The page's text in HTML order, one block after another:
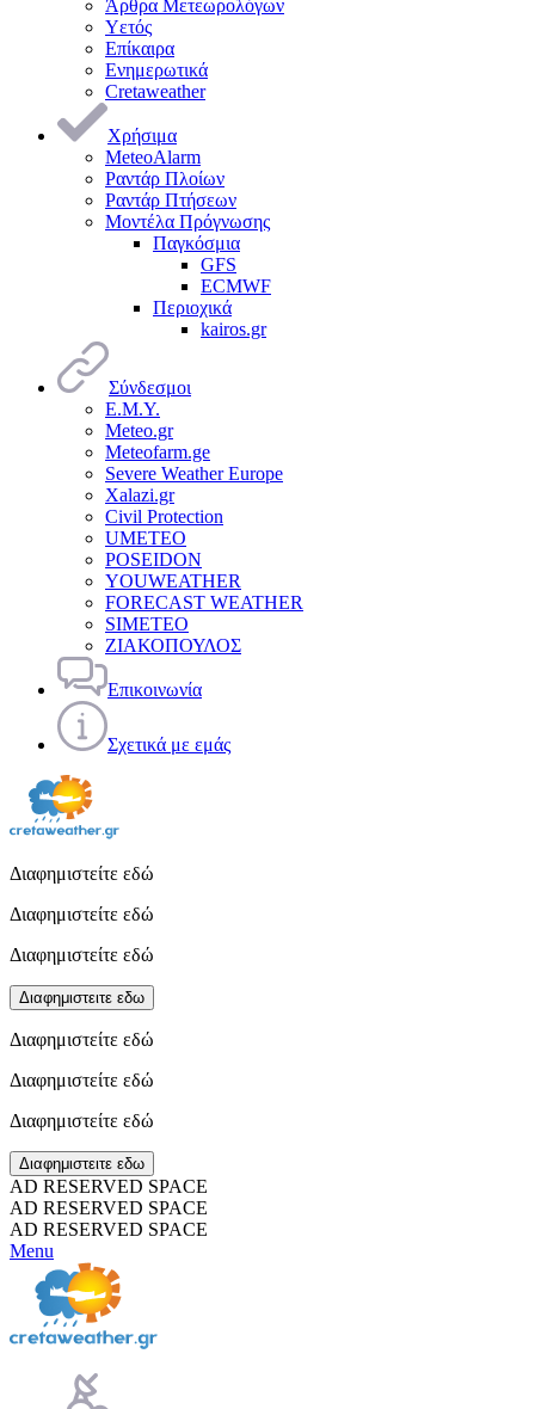
Άρθρα Μετεωρολόγων
Υετός
Επίκαιρα
Ενημερωτικά
Cretaweather
Χρήσιμα
MeteoAlarm
Ραντάρ Πλοίων
Ραντάρ Πτήσεων
Μοντέλα Πρόγνωσης
Παγκόσμια
GFS
ECMWF
Περιοχικά
kairos.gr
Σύνδεσμοι
Ε.Μ.Υ.
Meteo.gr
Meteofarm.ge
Severe Weather Europe
Xalazi.gr
Civil Protection
UMETEO
POSEIDON
YOUWEATHER
FORECAST WEATHER
SIMETEO
ΖΙΑΚΟΠΟΥΛΟΣ
Επικοινωνία
Σχετικά με εμάς
Διαφημιστείτε εδώ
Διαφημιστείτε εδώ
Διαφημιστείτε εδώ
Διαφημιστειτε εδω
Διαφημιστείτε εδώ
Διαφημιστείτε εδώ
Διαφημιστείτε εδώ
Διαφημιστειτε εδω
AD RESERVED SPACE
AD RESERVED SPACE
AD RESERVED SPACE
Menu